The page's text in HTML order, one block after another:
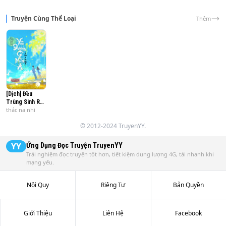
Truyện Cùng Thể Loại Thêm
[Dịch] Đều
Trùng Sinh Rồi
Còn Yêu Đương
thác na nhi
© 2012-2024 TruyenYY.
YY Ứng Dụng Đọc Truyện TruyenYY
Trải nghiệm đọc truyện tốt hơn, tiết kiệm dung lượng 4G, tải nhanh khi
mạng yếu.
Nội Quy Riêng Tư Bản Quyền
Giới Thiệu Liên Hệ Facebook